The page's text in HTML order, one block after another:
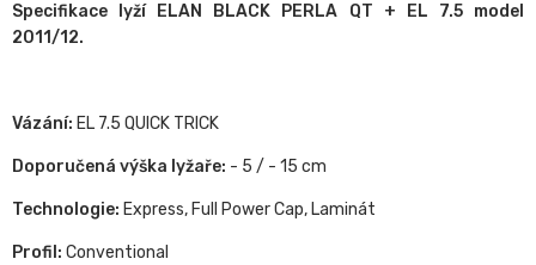
Specifikace lyží ELAN BLACK PERLA QT + EL 7.5 model
2011/12.
Vázání: EL 7.5 QUICK TRICK
Doporučená výška lyžaře: - 5 / - 15 cm
Technologie: Express, Full Power Cap, Laminát
Profil: Conventional